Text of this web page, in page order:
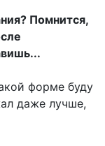
Помнится,
форме буду
даже лучше,